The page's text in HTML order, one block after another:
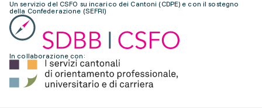
Un servizio del CSFO su incarico dei Cantoni (CDPE) e con il sostegno
della Confederazione (SEFRI)
In collaborazione con: